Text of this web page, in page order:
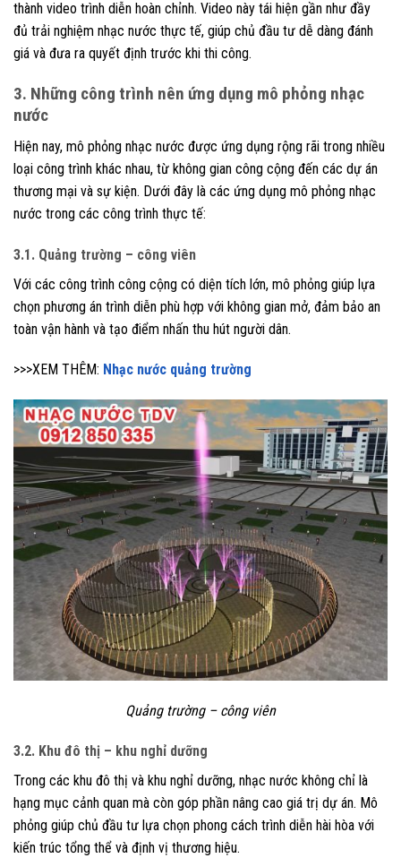
thành video trình diễn hoàn chỉnh. Video này tái hiện gần như đầy
đủ trải nghiệm nhạc nước thực tế, giúp chủ đầu tư dễ dàng đánh
giá và đưa ra quyết định trước khi thi công.
3. Những công trình nên ứng dụng mô phỏng nhạc
nước
Hiện nay, mô phỏng nhạc nước được ứng dụng rộng rãi trong nhiều
loại công trình khác nhau, từ không gian công cộng đến các dự án
thương mại và sự kiện. Dưới đây là các ứng dụng mô phỏng nhạc
nước trong các công trình thực tế:
3.1. Quảng trường – công viên
Với các công trình công cộng có diện tích lớn, mô phỏng giúp lựa
chọn phương án trình diễn phù hợp với không gian mở, đảm bảo an
toàn vận hành và tạo điểm nhấn thu hút người dân.
>>>XEM THÊM: Nhạc nước quảng trường
Quảng trường – công viên
3.2. Khu đô thị – khu nghỉ dưỡng
Trong các khu đô thị và khu nghỉ dưỡng, nhạc nước không chỉ là
hạng mục cảnh quan mà còn góp phần nâng cao giá trị dự án. Mô
phỏng giúp chủ đầu tư lựa chọn phong cách trình diễn hài hòa với
kiến trúc tổng thể và định vị thương hiệu.